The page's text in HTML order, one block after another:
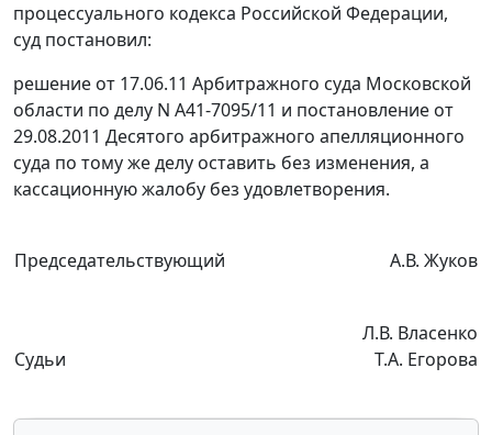
процессуального кодекса Российской Федерации,
суд постановил:
решение от 17.06.11 Арбитражного суда Московской
области по делу N А41-7095/11 и постановление от
29.08.2011 Десятого арбитражного апелляционного
суда по тому же делу оставить без изменения, а
кассационную жалобу без удовлетворения.
Председательствующий А.В. Жуков
Судьи
Л.В. Власенко
Т.А. Егорова